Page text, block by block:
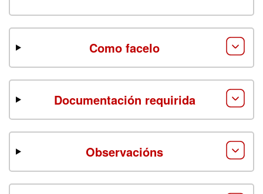
Como facelo
Documentación requirida
Observacións